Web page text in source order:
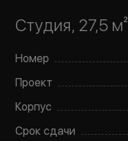
Студия, 27,5 м²
Номер
Проект
Корпус
Срок сдачи